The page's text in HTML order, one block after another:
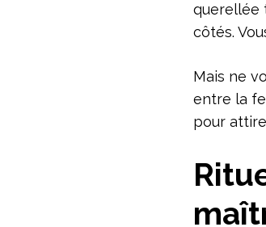
querellée
côtés.
Mais ne
entre la
pour